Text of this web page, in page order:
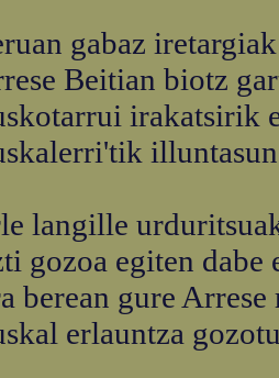
gabaz
Beitian biotz
irakatsirik
langille
gozoa egiten
berean gure
erlauntza